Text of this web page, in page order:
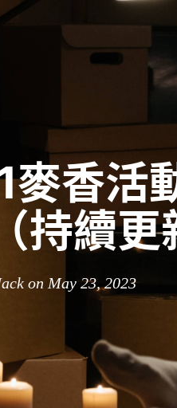
麥香活
持續更
on May 23, 2023